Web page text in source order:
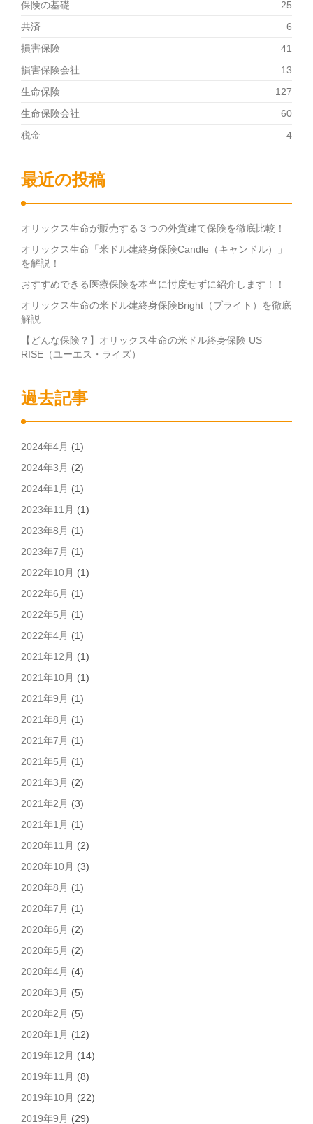
保険の基礎
25
共済
6
損害保険
41
損害保険会社
13
生命保険
127
生命保険会社
60
税金
4
最近の投稿
オリックス生命が販売する３つの外貨建て保険を徹底比較！
オリックス生命「米ドル建終身保険Candle（キャンドル）」
を解説！
おすすめできる医療保険を本当に忖度せずに紹介します！！
オリックス生命の米ドル建終身保険Bright（ブライト）を徹底
解説
【どんな保険？】オリックス生命の米ドル終身保険 US
RISE（ユーエス・ライズ）
過去記事
2024年4月 (1)
2024年3月 (2)
2024年1月 (1)
2023年11月 (1)
2023年8月 (1)
2023年7月 (1)
2022年10月 (1)
2022年6月 (1)
2022年5月 (1)
2022年4月 (1)
2021年12月 (1)
2021年10月 (1)
2021年9月 (1)
2021年8月 (1)
2021年7月 (1)
2021年5月 (1)
2021年3月 (2)
2021年2月 (3)
2021年1月 (1)
2020年11月 (2)
2020年10月 (3)
2020年8月 (1)
2020年7月 (1)
2020年6月 (2)
2020年5月 (2)
2020年4月 (4)
2020年3月 (5)
2020年2月 (5)
2020年1月 (12)
2019年12月 (14)
2019年11月 (8)
2019年10月 (22)
2019年9月 (29)